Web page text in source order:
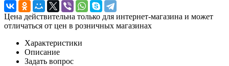
Цена действительна только для интернет-магазина и может
отличаться от цен в розничных магазинах
Характеристики
Описание
Задать вопрос